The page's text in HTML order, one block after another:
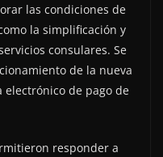
las condiciones de
la simplificación y
consulares. Se
de la nueva
electrónico de pago de
responder a